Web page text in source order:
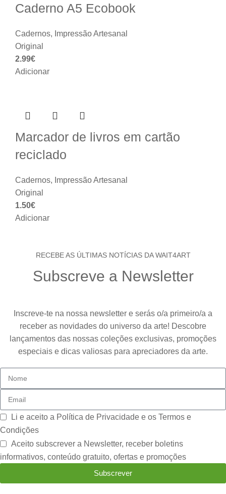
Caderno A5 Ecobook
Cadernos, Impressão Artesanal
Original
2.99€
Adicionar
Marcador de livros em cartão
reciclado
Cadernos, Impressão Artesanal
Original
1.50€
Adicionar
RECEBE AS ÚLTIMAS NOTÍCIAS DA WAIT4ART
Subscreve a Newsletter
Inscreve-te na nossa newsletter e serás o/a primeiro/a a
receber as novidades do universo da arte! Descobre
lançamentos das nossas coleções exclusivas, promoções
especiais e dicas valiosas para apreciadores da arte.
Li e aceito a Política de Privacidade e os Termos e
Condições
Aceito subscrever a Newsletter, receber boletins
informativos, conteúdo gratuito, ofertas e promoções
Subscrever